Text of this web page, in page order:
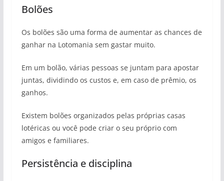
Bolões
Os bolões são uma forma de aumentar as chances de
ganhar na Lotomania sem gastar muito.
Em um bolão, várias pessoas se juntam para apostar
juntas, dividindo os custos e, em caso de prêmio, os
ganhos.
Existem bolões organizados pelas próprias casas
lotéricas ou você pode criar o seu próprio com
amigos e familiares.
Persistência e disciplina